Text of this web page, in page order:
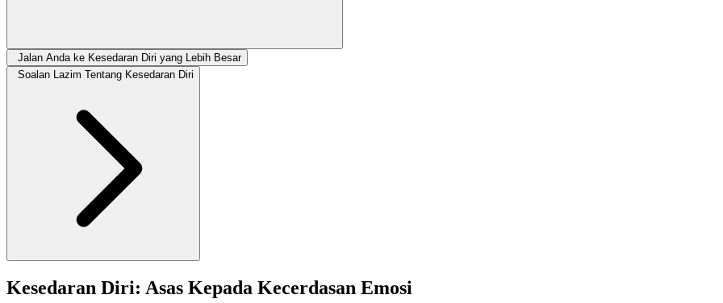
Jalan Anda ke Kesedaran Diri yang Lebih Besar
Soalan Lazim Tentang Kesedaran Diri
Kesedaran Diri: Asas Kepada Kecerdasan Emosi